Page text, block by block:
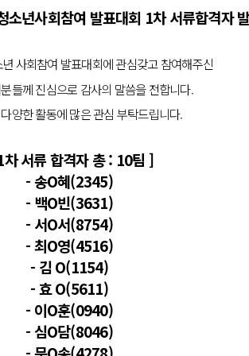
년사회참여 발표대회 1차 서류합격자
사회참여 발표대회에 관심갖고 참여해주신
들께 진심으로 감사의 말씀을 전합니다.
양한 활동에 많은 관심 부탁드립니다.
서류 합격자 총 : 10팀 ]
- 송O혜(2345)
- 백O빈(3631)
- 서O서(8754)
- 최O영(4516)
- 김 O(1154)
- 효 O(5611)
- 이O훈(0940)
- 심O담(8046)